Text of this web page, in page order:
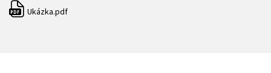
PDF Ukázka.pdf